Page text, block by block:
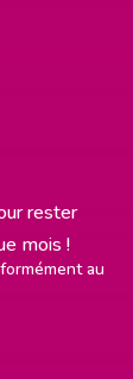
rester
mois !
au